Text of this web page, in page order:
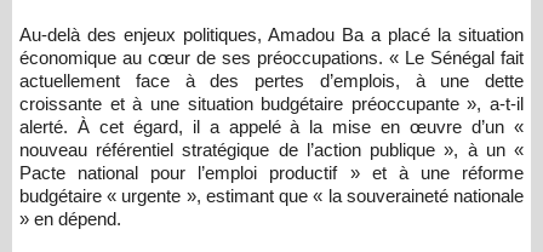
Au-delà des enjeux politiques, Amadou Ba a placé la situation
économique au cœur de ses préoccupations. « Le Sénégal fait
actuellement face à des pertes d’emplois, à une dette
croissante et à une situation budgétaire préoccupante », a-t-il
alerté. À cet égard, il a appelé à la mise en œuvre d’un «
nouveau référentiel stratégique de l’action publique », à un «
Pacte national pour l’emploi productif » et à une réforme
budgétaire « urgente », estimant que « la souveraineté nationale
» en dépend.